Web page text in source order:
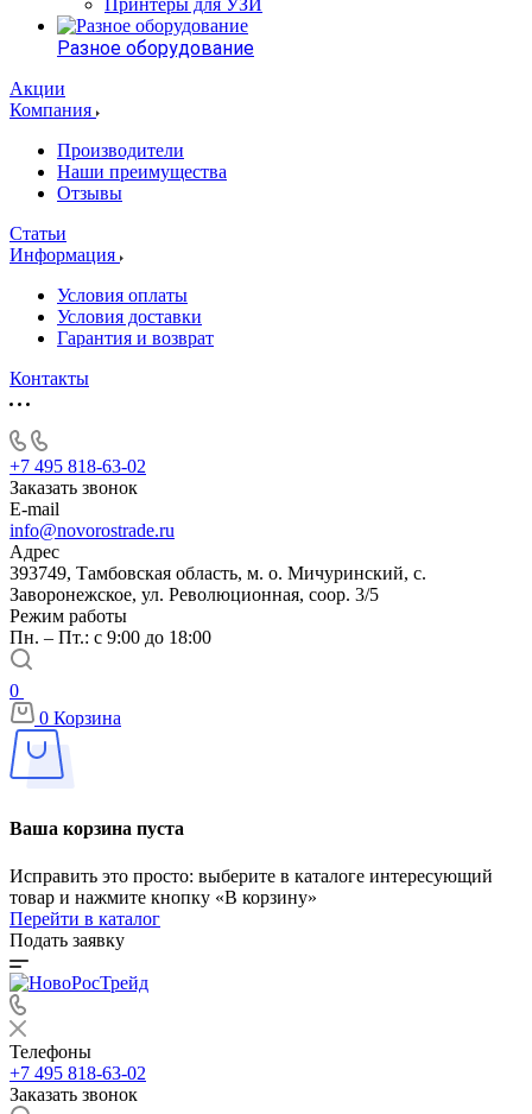
Принтеры для УЗИ
Разное оборудование
Акции
Компания
Производители
Наши преимущества
Отзывы
Статьи
Информация
Условия оплаты
Условия доставки
Гарантия и возврат
Контакты
+7 495 818-63-02
Заказать звонок
E-mail
info@novorostrade.ru
Адрес
393749, Тамбовская область, м. о. Мичуринский, с.
Заворонежское, ул. Революционная, соор. 3/5
Режим работы
Пн. – Пт.: с 9:00 до 18:00
0
0 Корзина
Ваша корзина пуста
Исправить это просто: выберите в каталоге интересующий
товар и нажмите кнопку «В корзину»
Перейти в каталог
Подать заявку
Телефоны
+7 495 818-63-02
Заказать звонок